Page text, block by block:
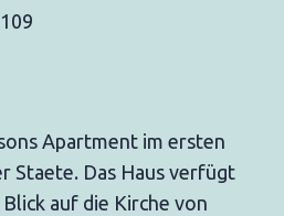
Apartment im ersten
Staete. Das Haus verfügt
auf die Kirche von